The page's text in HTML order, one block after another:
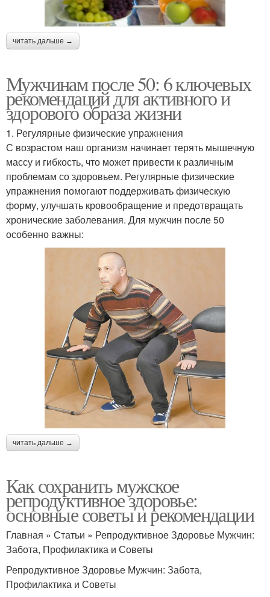
читать дальше →
Мужчинам после 50: 6 ключевых
рекомендаций для активного и
здорового образа жизни
1. Регулярные физические упражнения
С возрастом наш организм начинает терять мышечную
массу и гибкость, что может привести к различным
проблемам со здоровьем. Регулярные физические
упражнения помогают поддерживать физическую
форму, улучшать кровообращение и предотвращать
хронические заболевания. Для мужчин после 50
особенно важны:
читать дальше →
Как сохранить мужское
репродуктивное здоровье:
основные советы и рекомендации
Главная » Статьи » Репродуктивное Здоровье Мужчин:
Забота, Профилактика и Советы
Репродуктивное Здоровье Мужчин: Забота,
Профилактика и Советы